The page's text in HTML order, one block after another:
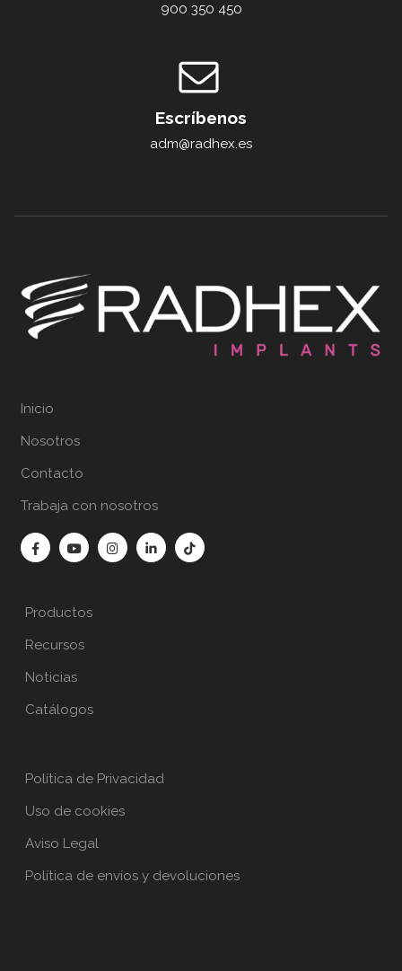
900 350 450
Escríbenos
adm@radhex.es
Inicio
Nosotros
Contacto
Trabaja con nosotros
Productos
Recursos
Noticias
Catálogos
Política de Privacidad
Uso de cookies
Aviso Legal
Política de envíos y devoluciones